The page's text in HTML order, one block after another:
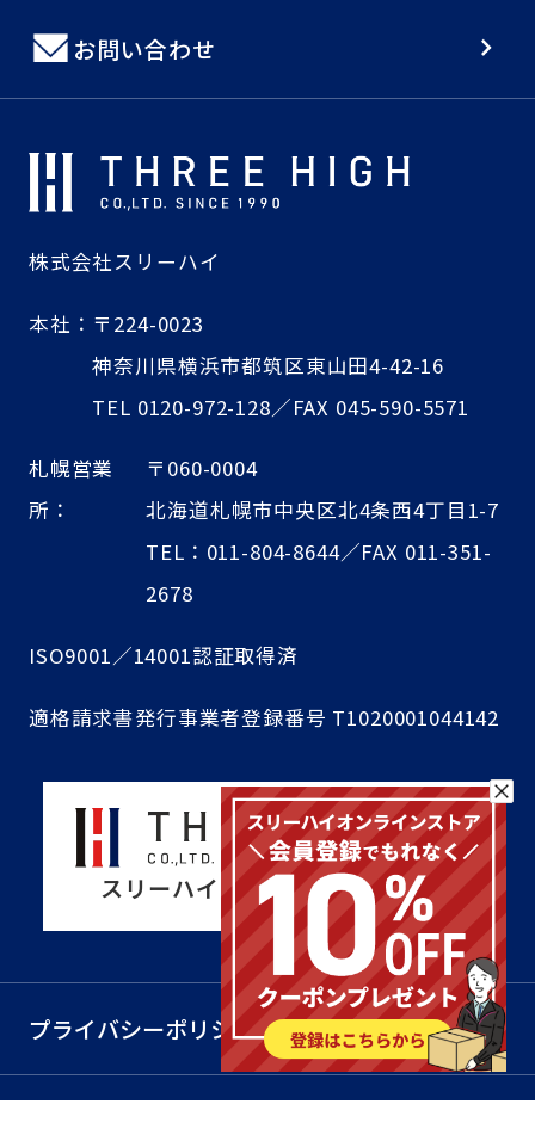
お問い合わせ
株式会社スリーハイ
本社： 〒224-0023
神奈川県横浜市都筑区東山田4-42-16
TEL 0120-972-128／FAX 045-590-5571
札幌営業
所：
〒060-0004
北海道札幌市中央区北4条西4丁目1-7
TEL：011-804-8644／FAX 011-351-
2678
ISO9001／14001認証取得済
適格請求書発行事業者登録番号 T1020001044142
スリーハイコーポレートサイト
プライバシーポリシー